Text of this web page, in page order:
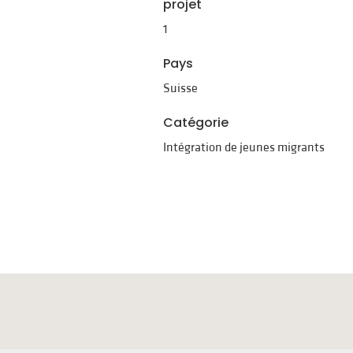
projet
1
Pays
Suisse
Catégorie
Intégration de jeunes migrants